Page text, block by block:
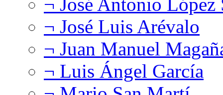
¬ José Luis Arévalo
¬ Juan Manuel
¬ Luis Ángel García